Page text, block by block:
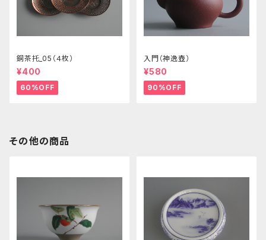
銅茶托_05（４枚）
¥400
60%OFF
入門（神逸壺）
¥580
90%OFF
その他の商品